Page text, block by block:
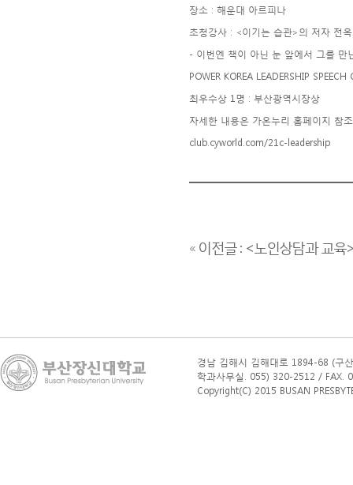
장소 : 해운대 아르피나
초청강사 : <이기는 습관>의 저자 전
- 이번엔 책이 아닌 눈 앞에서 그를 만
POWER KOREA LEADERSHIP SPEECH
최우수상 1명 : 부산광역시장상
자세한 내용은 가온누리 홈페이지 참조
club.cyworld.com/21c-leadership
« 이전글 : <노인상담과 교
경남 김해시 김해대로 1894-68 (구
학과사무실. 055) 320-2512 / FAX.
Copyright(C) 2015 BUSAN